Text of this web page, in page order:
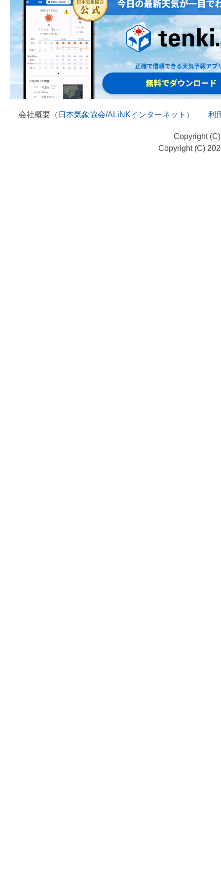
会社概要（ 日本気象協会/ALiNKインターネット ） 利
Copyright
Copyright (C)